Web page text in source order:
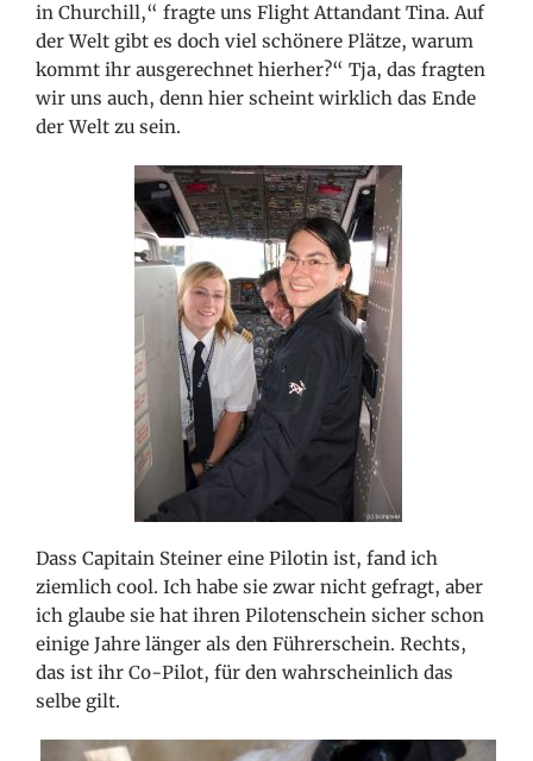
in Churchill,“ fragte uns Flight Attandant Tina. Auf
der Welt gibt es doch viel schönere Plätze, warum
kommt ihr ausgerechnet hierher?“ Tja, das fragten
wir uns auch, denn hier scheint wirklich das Ende
der Welt zu sein.
Dass Capitain Steiner eine Pilotin ist, fand ich
ziemlich cool. Ich habe sie zwar nicht gefragt, aber
ich glaube sie hat ihren Pilotenschein sicher schon
einige Jahre länger als den Führerschein. Rechts,
das ist ihr Co-Pilot, für den wahrscheinlich das
selbe gilt.